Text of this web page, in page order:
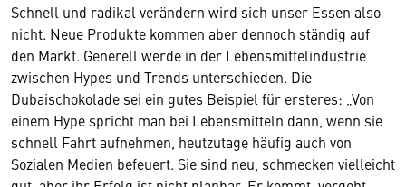
Schnell und radikal verändern wird sich unser Essen also
nicht. Neue Produkte kommen aber dennoch ständig auf
den Markt. Generell werde in der Lebensmittelindus­trie
zwischen Hypes und Trends unterschieden. Die
Dubaischokolade sei ein gutes Beispiel für ersteres: „Von
einem Hype spricht man bei Lebensmitteln dann, wenn sie
schnell Fahrt aufnehmen, heutzutage häufig auch von
Sozialen Medien befeuert. Sie sind neu, schmecken vielleicht